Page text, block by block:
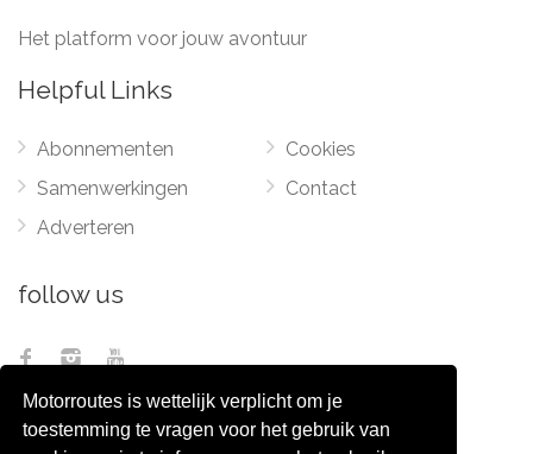
Motorroutes is wettelijk verplicht om je
toestemming te vragen voor het gebruik van
Het platform voor jouw avontuur
Helpful Links
Abonnementen
Samenwerkingen
Adverteren
Cookies
Contact
follow us